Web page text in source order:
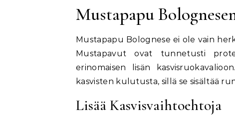
Mustapapu
Mustapapu Bolognese ei ole vain
Mustapavut ovat tunnetusti
erinomaisen lisän
kasvisten kulutusta, sillä se sisältää
Lisää Kasvisvaihtoehtoja